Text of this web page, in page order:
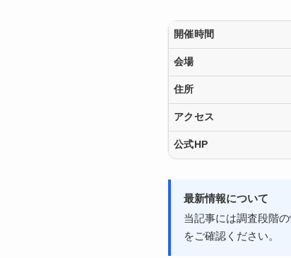
開催時間
会場
住所
アクセス
公式HP
最新情報について
当記事には調査段階
をご確認ください。